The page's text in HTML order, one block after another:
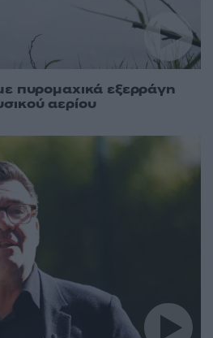
πυρομαχικά εξερράγη
αερίου